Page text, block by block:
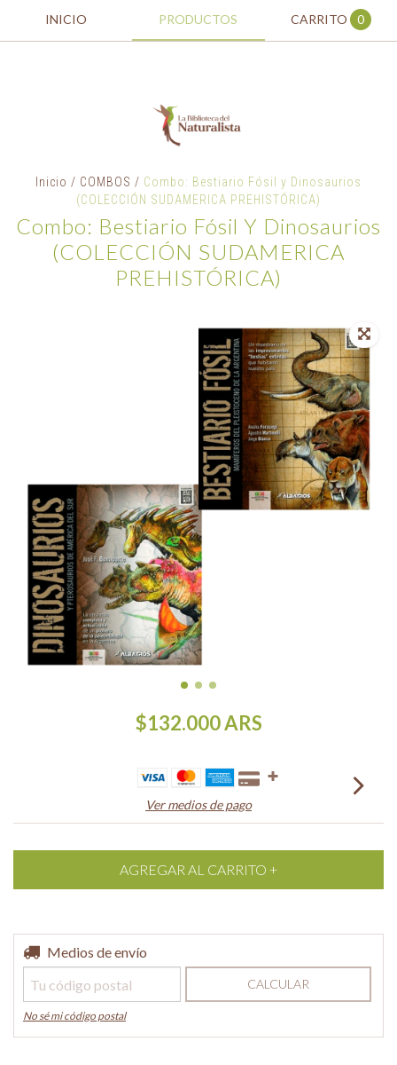
INICIO PRODUCTOS CARRITO 0
Inicio / COMBOS / Combo: Bestiario Fósil y Dinosaurios
(COLECCIÓN SUDAMERICA PREHISTÓRICA)
Combo: Bestiario Fósil Y Dinosaurios
(COLECCIÓN SUDAMERICA
PREHISTÓRICA)
$132.000ARS
Ver medios de pago
Entregas para el CP:
Medios de envío
CALCULAR
No sé mi código postal